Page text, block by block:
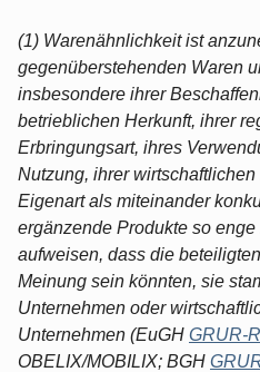
(1) Warenähnlichkeit ist
gegenüberstehenden Waren
insbesondere ihrer
betrieblichen Herkunft, ihrer
Erbringungsart, ihres
Nutzung, ihrer
Eigenart als miteinander
ergänzende Produkte so
aufweisen, dass die
Meinung sein könnten, sie
Unternehmen oder
Unternehmen (EuGH GRUR-
OBELIX/MOBILIX; BGH